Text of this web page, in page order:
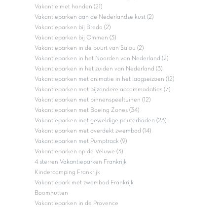
Vakantie met honden (21)
Vakantieparken aan de Nederlandse kust (2)
Vakantieparken bij Breda (2)
Vakantieparken bij Ommen (3)
Vakantieparken in de buurt van Salou (2)
Vakantieparken in het Noorden van Nederland (2)
Vakantieparken in het zuiden van Nederland (3)
Vakantieparken met animatie in het laagseizoen (12)
Vakantieparken met bijzondere accommodaties (7)
Vakantieparken met binnenspeeltuinen (12)
Vakantieparken met Boeing Zones (34)
Vakantieparken met geweldige peuterbaden (23)
Vakantieparken met overdekt zwembad (14)
Vakantieparken met Pumptrack (9)
Vakantieparken op de Veluwe (3)
4 sterren Vakantieparken Frankrijk
Kindercamping Frankrijk
Vakantiepark met zwembad Frankrijk
Boomhutten
Vakantieparken in de Provence